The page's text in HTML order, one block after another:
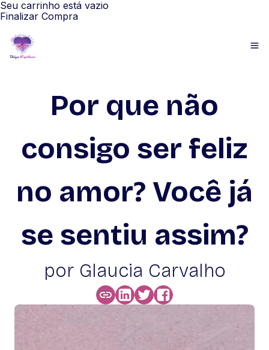
Seu carrinho está vazio
Finalizar Compra
Por que não
consigo ser feliz
no amor? Você já
se sentiu assim?
por Glaucia Carvalho